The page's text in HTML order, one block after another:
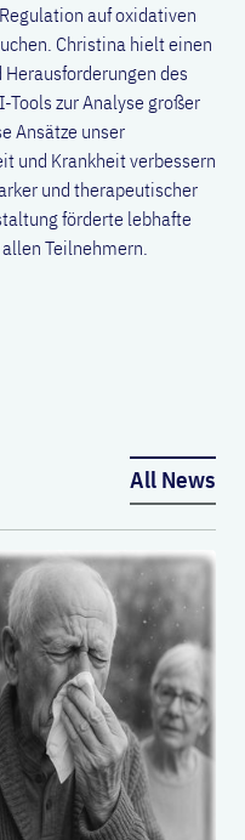
auf oxidativen
Christina hielt einen
des
Tools zur Analyse großer
Ansätze unser
und Krankheit verbessern
und therapeutischer
förderte lebhafte
Teilnehmern.
All News